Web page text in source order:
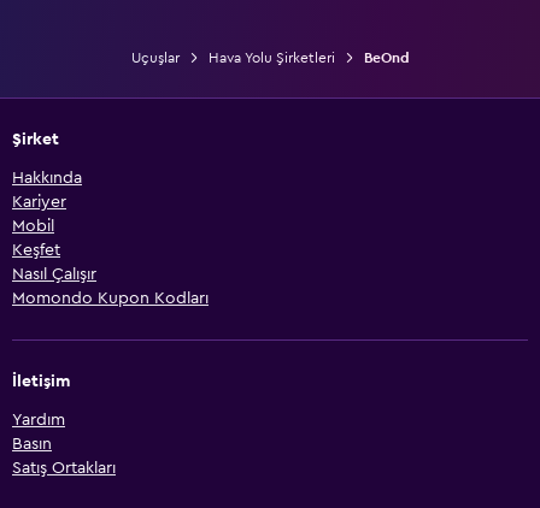
Uçuşlar Hava Yolu Şirketleri BeOnd
Şirket
Hakkında
Kariyer
Mobil
Keşfet
Nasıl Çalışır
Momondo Kupon Kodları
İletişim
Yardım
Basın
Satış Ortakları